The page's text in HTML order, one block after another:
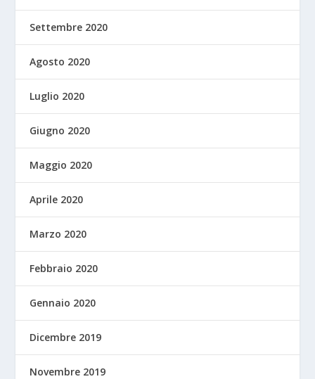
Settembre 2020
Agosto 2020
Luglio 2020
Giugno 2020
Maggio 2020
Aprile 2020
Marzo 2020
Febbraio 2020
Gennaio 2020
Dicembre 2019
Novembre 2019